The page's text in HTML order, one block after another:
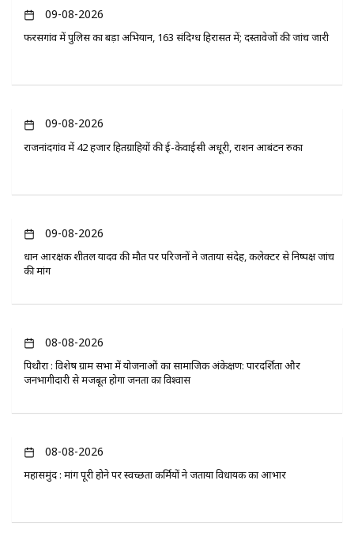
09-08-2026
फरसगांव में पुलिस का बड़ा अभियान, 163 संदिग्ध हिरासत में; दस्तावेजों की जांच जारी
09-08-2026
राजनांदगांव में 42 हजार हितग्राहियों की ई-केवाईसी अधूरी, राशन आबंटन रुका
09-08-2026
प्रधान आरक्षक शीतल यादव की मौत पर परिजनों ने जताया संदेह, कलेक्टर से निष्पक्ष जांच
की मांग
08-08-2026
पिथौरा : विशेष ग्राम सभा में योजनाओं का सामाजिक अंकेक्षण: पारदर्शिता और
जनभागीदारी से मजबूत होगा जनता का विश्वास
08-08-2026
महासमुंद : मांग पूरी होने पर स्वच्छता कर्मियों ने जताया विधायक का आभार